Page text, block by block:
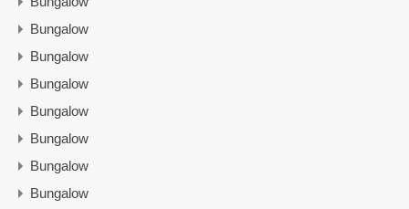
Bungalow
Bungalow
Bungalow
Bungalow
Bungalow
Bungalow
Bungalow